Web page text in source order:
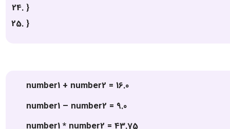
}
}
number1 + number2 = 16.0
number1 – number2 = 9.0